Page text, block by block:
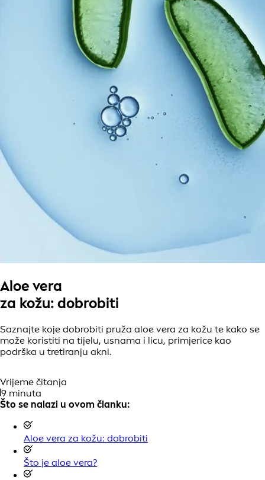
Aloe vera
za kožu: dobrobiti
Saznajte koje dobrobiti pruža aloe vera za kožu te kako se
može koristiti na tijelu, usnama i licu, primjerice kao
podrška u tretiranju akni.
Vrijeme čitanja
9 minuta
Što se nalazi u ovom članku:
Aloe vera za kožu: dobrobiti
Što je aloe vera?